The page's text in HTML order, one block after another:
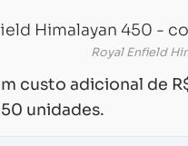
Royal Enfield
custo adicional de
unidades.